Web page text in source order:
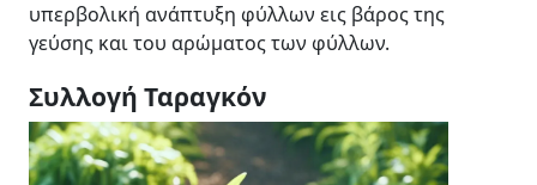
υπερβολική ανάπτυξη φύλλων εις βάρος της
γεύσης και του αρώματος των φύλλων.
Συλλογή Ταραγκόν